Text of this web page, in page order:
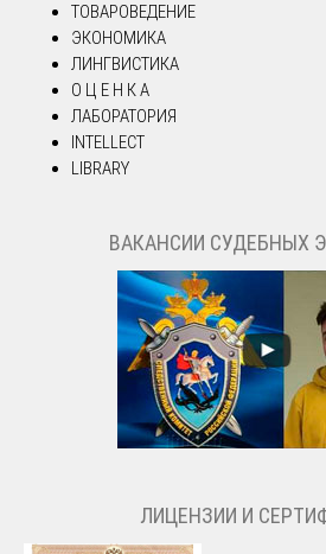
ТОВАРОВЕДЕНИЕ
ЭКОНОМИКА
ЛИНГВИСТИКА
О Ц Е Н К А
ЛАБОРАТОРИЯ
INTELLECT
LIBRARY
ВАКАНСИИ СУДЕБНЫХ
ЛИЦЕНЗИИ И